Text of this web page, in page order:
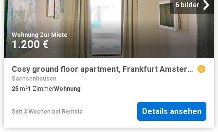
6 bilder
Wohnung·Zur Miete
1.200 €
Cosy ground floor apartment, Frankfurt Amsterdam Apartments for Rent
Sachsenhausen
25 m²1 ZimmerWohnung
Seit 3 Wochen bei Rentola Details ansehen